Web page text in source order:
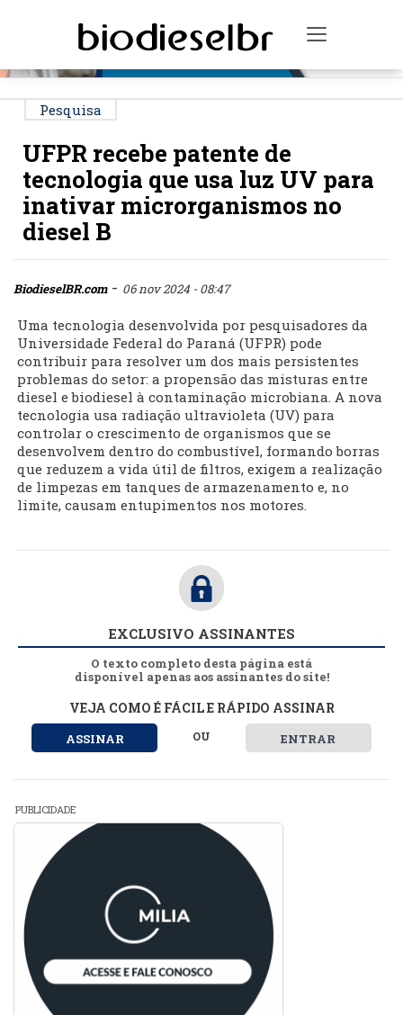
Toggle
Pesquisa
UFPR recebe patente de
tecnologia que usa luz UV para
inativar microrganismos no
diesel B
BiodieselBR.com- 06 nov 2024 - 08:47
Uma tecnologia desenvolvida por pesquisadores da
Universidade Federal do Paraná (UFPR) pode
contribuir para resolver um dos mais persistentes
problemas do setor: a propensão das misturas entre
diesel e biodiesel à contaminação microbiana. A nova
tecnologia usa radiação ultravioleta (UV) para
controlar o crescimento de organismos que se
desenvolvem dentro do combustível, formando borras
que reduzem a vida útil de filtros, exigem a realização
de limpezas em tanques de armazenamento e, no
limite, causam entupimentos nos motores.
EXCLUSIVO ASSINANTES
O texto completo desta página está
disponível apenas aos assinantes do site!
VEJA COMO É FÁCIL E RÁPIDO ASSINAR
ASSINAR OU ENTRAR
PUBLICIDADE